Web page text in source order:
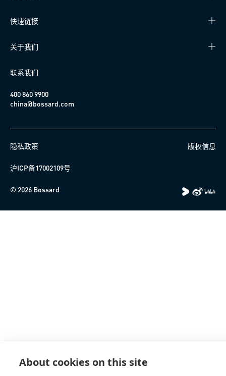
About cookies on this site
快速链接
关于我们
联系我们
400 860 9900
china@bossard.com
隐私政策 版权信息
沪ICP备17002109号
© 2026 Bossard